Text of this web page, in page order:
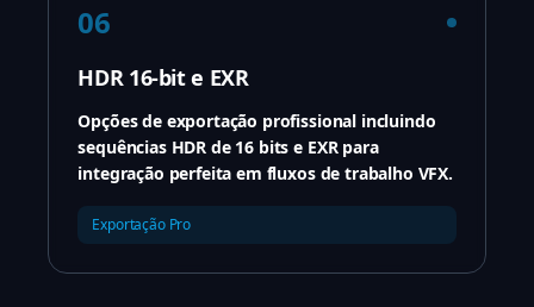
06
HDR 16-bit e EXR
Opções de exportação profissional incluindo
sequências HDR de 16 bits e EXR para
integração perfeita em fluxos de trabalho VFX.
Exportação Pro